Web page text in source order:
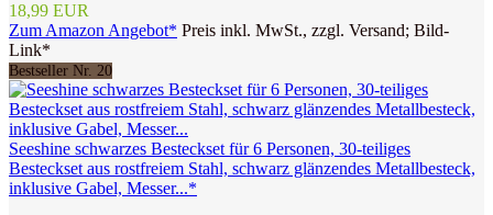
18,99 EUR
Zum Amazon Angebot* Preis inkl. MwSt., zzgl. Versand; Bild-
Link*
Bestseller Nr. 20
Seeshine schwarzes Besteckset für 6 Personen, 30-teiliges
Besteckset aus rostfreiem Stahl, schwarz glänzendes Metallbesteck,
inklusive Gabel, Messer...*